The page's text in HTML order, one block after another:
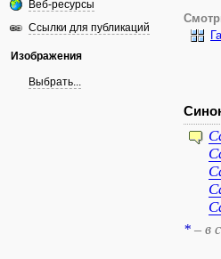
Веб-ресурсы
Ссылки для публикаций
Изображения
Выбрать...
* – в